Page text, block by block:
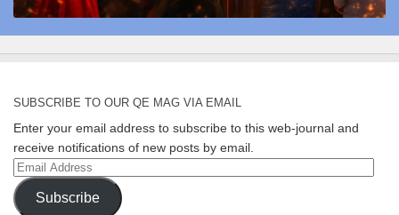
SUBSCRIBE TO OUR QE MAG VIA EMAIL
Enter your email address to subscribe to this web-journal and
receive notifications of new posts by email.
Email
Address
Subscribe